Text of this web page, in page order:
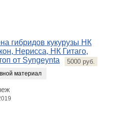
гибридов кукурузы НК
Нерисса, НК Гитаго,
от Syngeynta
5000 руб.
материал